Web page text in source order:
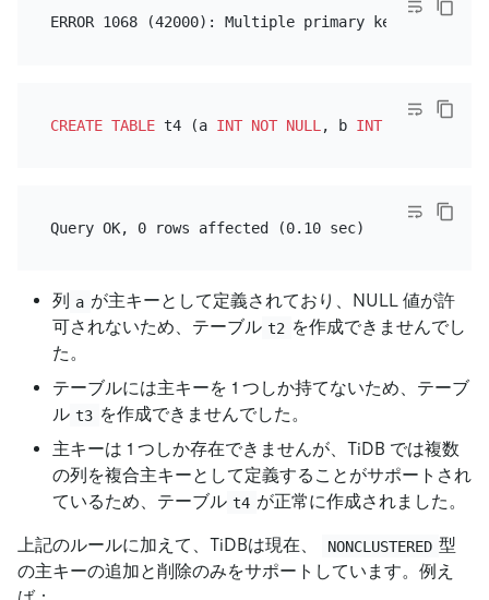
CREATE TABLE t4 (a INT NOT NULL , b INT NOT NULL
列 a が主キーとして定義されており、NULL 値が許
可されないため、テーブル t2 を作成できませんでし
た。
テーブルには主キーを 1 つしか持てないため、テーブ
ル t3 を作成できませんでした。
主キーは 1 つしか存在できませんが、TiDB では複数
の列を複合主キーとして定義することがサポートされ
ているため、テーブル t4 が正常に作成されました。
上記のルールに加えて、TiDBは現在、 NONCLUSTERED 型
の主キーの追加と削除のみをサポートしています。例え